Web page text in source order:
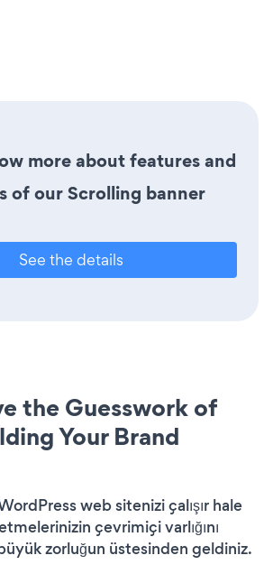
more about features and
of our Scrolling banner
See the details
the Guesswork of
Your Brand
web sitenizi çalışır hale
çevrimiçi varlığını
zorluğun üstesinden geldiniz.